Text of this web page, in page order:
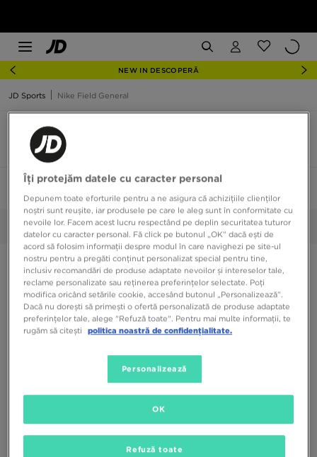
NEW IN DESCOPERĂ
JD Sports Nike Field General
Selectate: 39 Șterge
Îți protejăm datele cu caracter personal
Depunem toate eforturile pentru a ne asigura că achizițiile clienților
noștri sunt reușite, iar produsele pe care le aleg sunt în conformitate cu
nevoile lor. Facem acest lucru respectând pe deplin securitatea tuturor
datelor cu caracter personal. Fă click pe butonul „OK” dacă ești de
acord să folosim informații despre modul în care navighezi pe site-ul
nostru pentru a pregăti conținut personalizat special pentru tine,
inclusiv recomandări de produse adaptate nevoilor și intereselor tale,
reclame personalizate sau reținerea preferințelor selectate. Poți
modifica oricând setările cookie, accesând butonul „Personalizează”.
Dacă nu dorești să primești o ofertă personalizată de produse adaptate
preferințelor tale, alege "Refuză toate". Pentru mai multe informații, te
rugăm să citești
politica noastră de confidențialitate.
Personalizează
Refuză toate
OK